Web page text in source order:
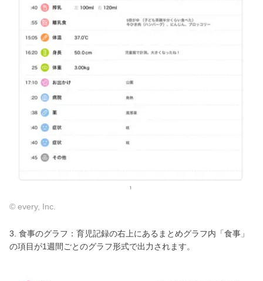
© every, Inc.
3. 食事のグラフ：育児記録の右上にあるまとめグラフ内「食事」
の項目が1週間ごとのグラフ形式で出力されます。